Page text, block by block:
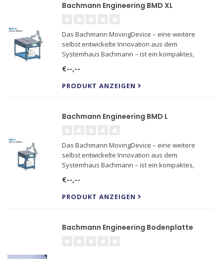
Bachmann Engineering BMD XL
Das Bachmann MovingDevice – eine weitere
selbst entwickelte Innovation aus dem
Systemhaus Bachmann – ist ein kompaktes,
Verwendung von kollaborativen Robotern
angepasst ist.
€--,--
PRODUKT ANZEIGEN
Bachmann Engineering BMD L
Das Bachmann MovingDevice – eine weitere
selbst entwickelte Innovation aus dem
Systemhaus Bachmann – ist ein kompaktes,
Verwendung von kollaborativen Robotern
angepasst ist.
€--,--
PRODUKT ANZEIGEN
Bachmann Engineering Bodenplatte